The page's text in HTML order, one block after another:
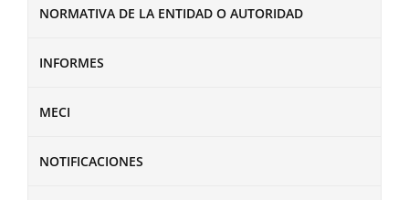
NORMATIVA DE LA ENTIDAD O AUTORIDAD
INFORMES
MECI
NOTIFICACIONES